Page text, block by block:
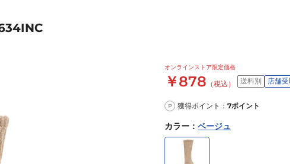
オンラインストア限定価格
￥878 （税込） 送料別 店舗
P 獲得ポイント： 7ポイント
カラー ： ベージュ